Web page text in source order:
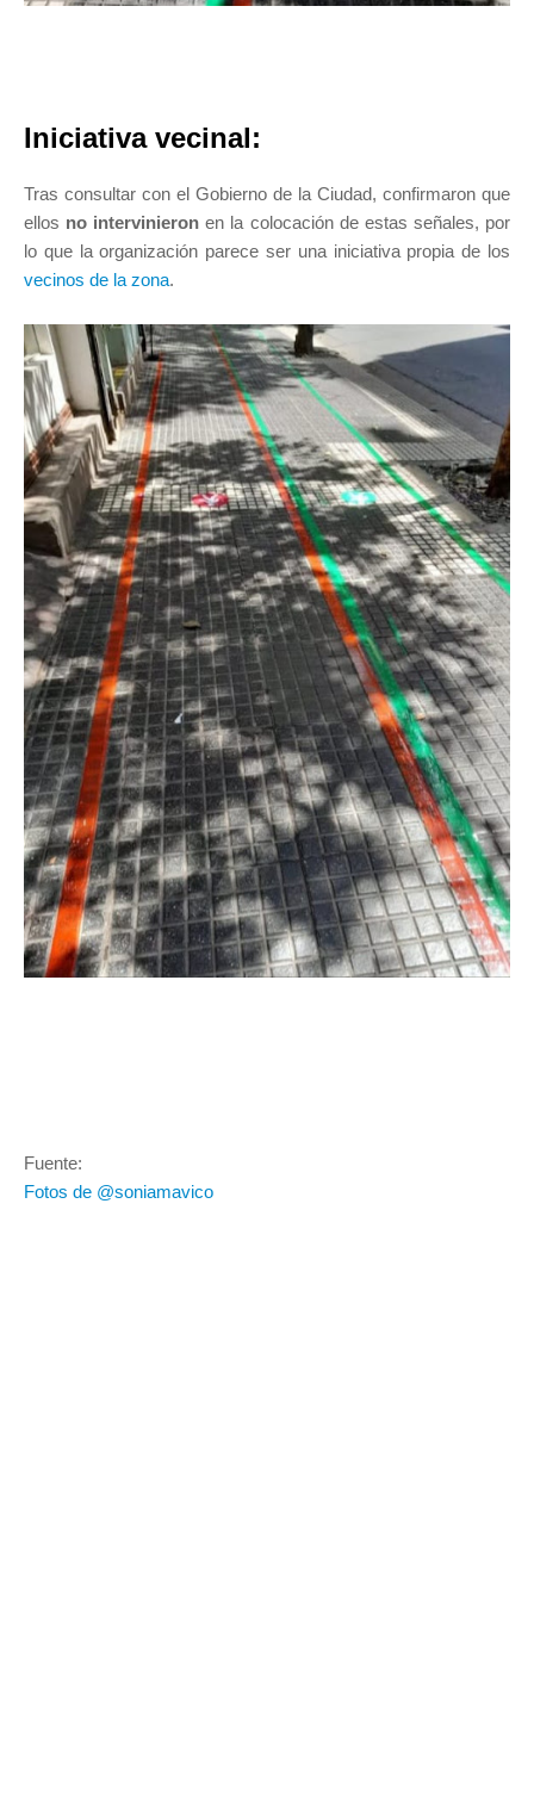
Iniciativa vecinal:
Tras consultar con el Gobierno de la Ciudad, confirmaron que
ellos no intervinieron en la colocación de estas señales, por
lo que la organización parece ser una iniciativa propia de los
vecinos de la zona.
Fuente:
Fotos de @soniamavico